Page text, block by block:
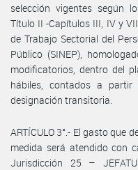
selección vigentes según
Título II -Capítulos III, IV y
de Trabajo Sectorial del
Público (SINEP),
modificatorios, dentro del
hábiles, contados a
designación transitoria.
ARTÍCULO 3°.- El gasto que
medida será atendido con
Jurisdicción 25 –